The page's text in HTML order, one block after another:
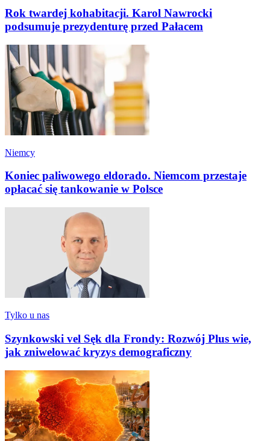
Rok twardej kohabitacji. Karol Nawrocki
podsumuje prezydenturę przed Pałacem
Niemcy
Koniec paliwowego eldorado. Niemcom przestaje
opłacać się tankowanie w Polsce
Tylko u nas
Szynkowski vel Sęk dla Frondy: Rozwój Plus wie,
jak zniwelować kryzys demograficzny